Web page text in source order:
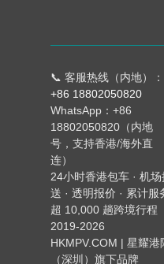
📞 客服热线（内地）：
+86 18802050820
WhatsApp：+86
18802050820（内地
号，支持香港/海外直
连）
24小时香港包车 · 机场
送 · 透明报价 · 累计服
超 10,000 趟跨境行程
2019-2026
HKMPV.COM | 星耀港
（深圳）旗下品牌